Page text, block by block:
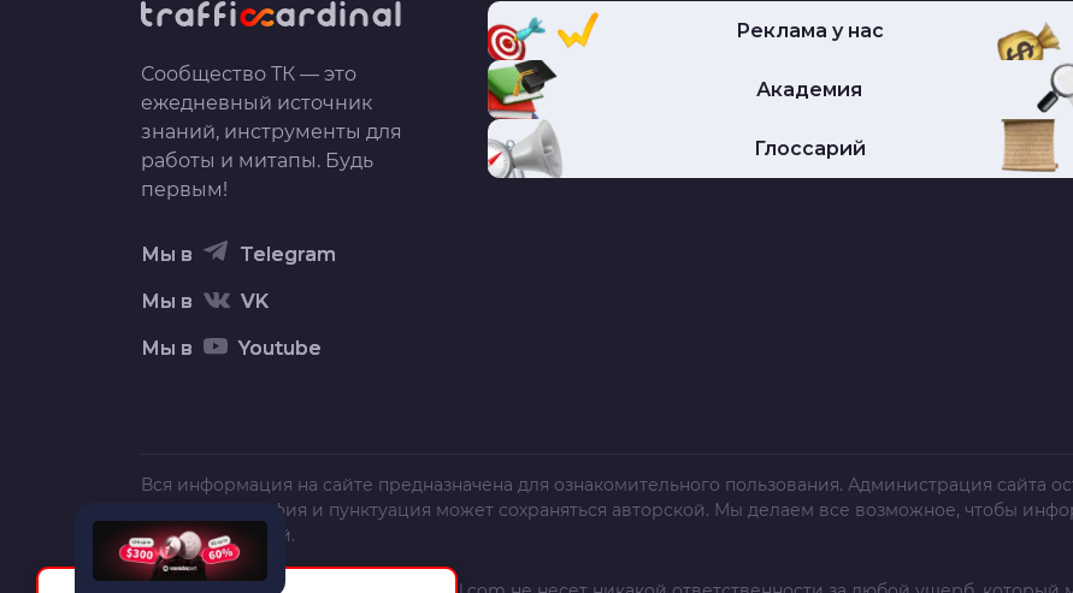
Сообщество ТК — это
ежедневный источник
знаний, инструменты для
работы и митапы. Будь
первым!
Мы в Telegram
Мы в VK
Мы в Youtube
Реклама у нас
Академия
Глоссарий
Вся информация на сайте предназначена для ознакомительного пользования. Администрация сайта
текст, орфография и пунктуация может сохраняться авторской. Мы делаем все возможное, чтобы
полной и точной.